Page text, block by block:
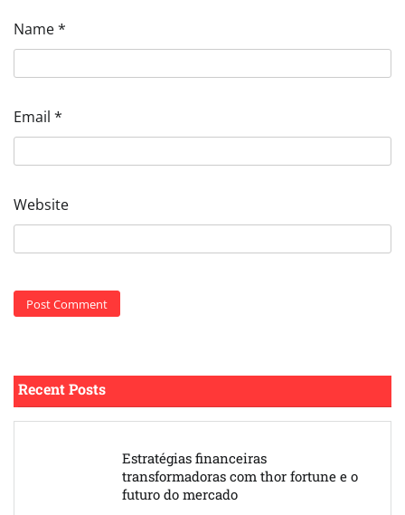
Name*
Email *
Website
Recent Posts
Estratégias financeiras
transformadoras com thor fortune e o
futuro do mercado